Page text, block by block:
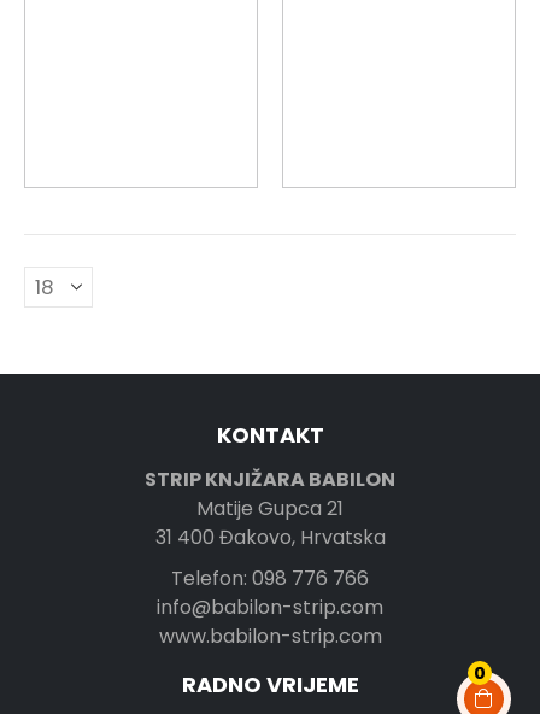
0
KONTAKT
STRIP KNJIŽARA BABILON
Matije Gupca 21
31 400 Đakovo, Hrvatska
Telefon: 098 776 766
info@babilon-strip.com
www.babilon-strip.com
RADNO VRIJEME